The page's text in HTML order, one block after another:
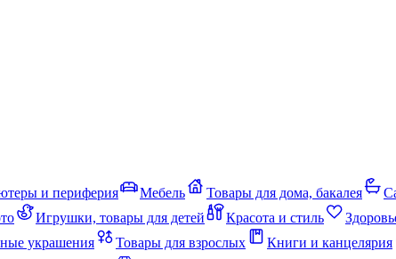
и периферия Мебель Товары для дома, бакалея
Игрушки, товары для детей Красота и стиль
украшения Товары для взрослых Книги и канцелярия